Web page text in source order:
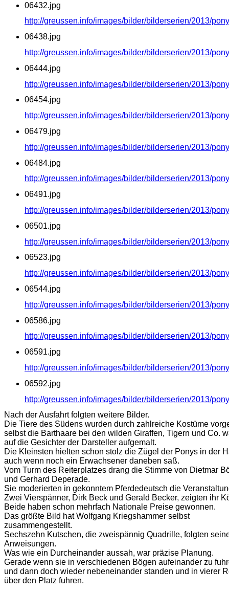
06432.jpg
http://greussen.info/images/bilder/bilderserien/2013/
06438.jpg
http://greussen.info/images/bilder/bilderserien/2013/
06444.jpg
http://greussen.info/images/bilder/bilderserien/2013/
06454.jpg
http://greussen.info/images/bilder/bilderserien/2013/
06479.jpg
http://greussen.info/images/bilder/bilderserien/2013/
06484.jpg
http://greussen.info/images/bilder/bilderserien/2013/
06491.jpg
http://greussen.info/images/bilder/bilderserien/2013/
06501.jpg
http://greussen.info/images/bilder/bilderserien/2013/
06523.jpg
http://greussen.info/images/bilder/bilderserien/2013/
06544.jpg
http://greussen.info/images/bilder/bilderserien/2013/
06586.jpg
http://greussen.info/images/bilder/bilderserien/2013/
06591.jpg
http://greussen.info/images/bilder/bilderserien/2013/
06592.jpg
http://greussen.info/images/bilder/bilderserien/2013/
Nach der Ausfahrt folgten weitere Bilder.
Die Tiere des Südens wurden durch zahlreiche Kostüme
selbst die Barthaare bei den wilden Giraffen, Tigern und Co.
auf die Gesichter der Darsteller aufgemalt.
Die Kleinsten hielten schon stolz die Zügel der Ponys in der
auch wenn noch ein Erwachsener daneben saß.
Vom Turm des Reiterplatzes drang die Stimme von Dietmar
und Gerhard Deperade.
Sie moderierten in gekonntem Pferdedeutsch die
Zwei Vierspänner, Dirk Beck und Gerald Becker, zeigten ihr
Beide haben schon mehrfach Nationale Preise gewonnen.
Das größte Bild hat Wolfgang Kriegshammer selbst
zusammengestellt.
Sechszehn Kutschen, die zweispännig Quadrille, folgten
Anweisungen.
Was wie ein Durcheinander aussah, war präzise Planung.
Gerade wenn sie in verschiedenen Bögen aufeinander zu
und dann doch wieder nebeneinander standen und in vierer
über den Platz fuhren.